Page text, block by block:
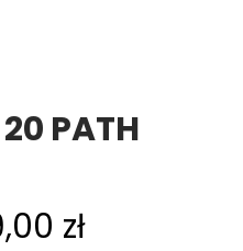
PATH
zł